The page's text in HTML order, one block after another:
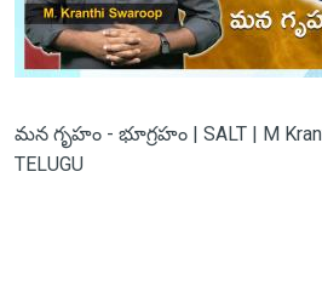
మన గృహం - భూగ్రహం | SALT | M
TELUGU